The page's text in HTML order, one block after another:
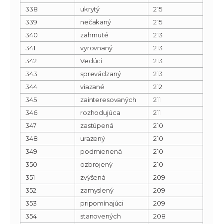
338
ukrytý
215
339
nečakaný
215
340
zahrnuté
213
341
vyrovnaný
213
342
Vedúci
213
343
sprevádzaný
213
344
viazané
212
345
zainteresovaných
211
346
rozhodujúca
211
347
zastúpená
210
348
urazený
210
349
podmienená
210
350
ozbrojený
210
351
zvýšená
209
352
zamyslený
209
353
pripomínajúci
209
354
stanovených
208